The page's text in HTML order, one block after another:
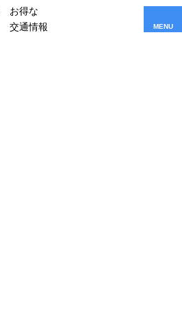
お得な
交通情報
MENU